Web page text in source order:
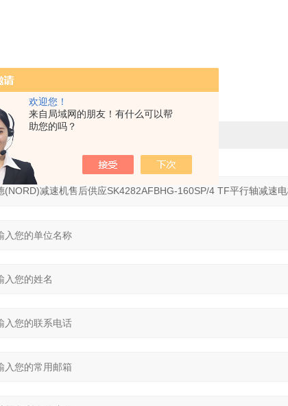
欢迎您！
来自局域网的朋友！有什么可以帮
助您的吗？